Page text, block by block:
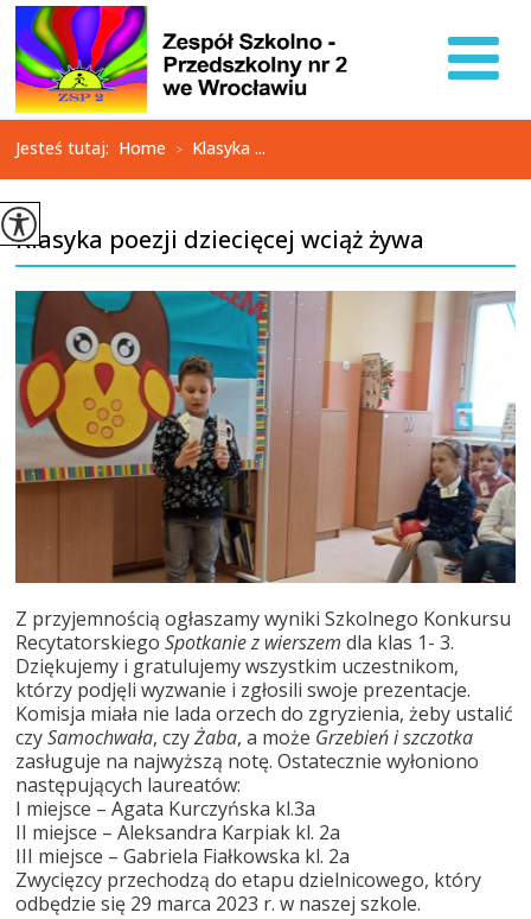
Jesteś tutaj: Home > Klasyka ...
Klasyka poezji dziecięcej wciąż żywa
Z przyjemnością ogłaszamy wyniki Szkolnego Konkursu
RecytatorskiegoSpotkanie z wierszem dla klas 1- 3.
Dziękujemy i gratulujemy wszystkim uczestnikom,
którzy podjęli wyzwanie i zgłosili swoje prezentacje.
Komisja miała nie lada orzech do zgryzienia, żeby ustalić
czySamochwała, czyŻaba, a może Grzebień i szczotka
zasługuje na najwyższą notę. Ostatecznie wyłoniono
następujących laureatów:
I miejsce – Agata Kurczyńska kl.3a
II miejsce – Aleksandra Karpiak kl. 2a
III miejsce – Gabriela Fiałkowska kl. 2a
Zwycięzcy przechodzą do etapu dzielnicowego, który
odbędzie się 29 marca 2023 r. w naszej szkole.